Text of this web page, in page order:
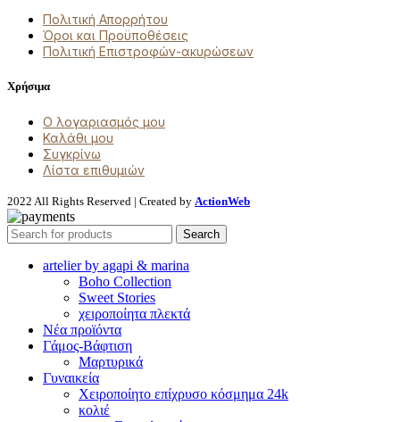
Πολιτική Απορρήτου
Όροι και Προϋποθέσεις
Πολιτική Επιστροφών-ακυρώσεων
Χρήσιμα
Ο λογαριασμός μου
Καλάθι μου
Συγκρίνω
Λίστα επιθυμιών
2022 All Rights Reserved | Created by ActionWeb
Search
artelier by agapi & marina
Boho Collection
Sweet Stories
χειροποίητα πλεκτά
Νέα προϊόντα
Γάμος-Βάφτιση
Μαρτυρικά
Γυναικεία
Χειροποίητο επίχρυσο κόσμημα 24k
κολιέ